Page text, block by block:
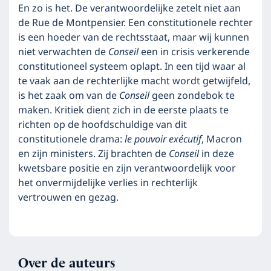
En zo is het. De verantwoordelijke zetelt niet aan
de Rue de Montpensier. Een constitutionele rechter
is een hoeder van de rechtsstaat, maar wij kunnen
niet verwachten deConseileen in crisis verkerende
constitutioneel systeem oplapt. In een tijd waar al
te vaak aan de rechterlijke macht wordt getwijfeld,
is het zaak om van deConseilgeen zondebok te
maken. Kritiek dient zich in de eerste plaats te
richten op de hoofdschuldige van dit
constitutionele drama:le pouvoir exécutif, Macron
en zijn ministers. Zij brachten deConseilin deze
kwetsbare positie en zijn verantwoordelijk voor
het onvermijdelijke verlies in rechterlijk
vertrouwen en gezag.
Over de auteurs